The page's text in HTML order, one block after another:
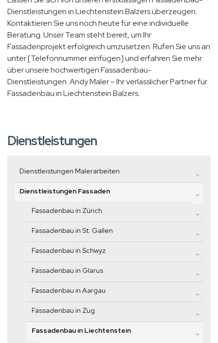
Dienstleistungen in Liechtenstein Balzers überzeugen.
Kontaktieren Sie uns noch heute für eine individuelle
Beratung. Unser Team steht bereit, um Ihr
Fassadenprojekt erfolgreich umzusetzen. Rufen Sie uns an
unter [Telefonnummer einfügen] und erfahren Sie mehr
über unsere hochwertigen Fassadenbau-
Dienstleistungen. Andy Maler – Ihr verlässlicher Partner für
Fassadenbau in Liechtenstein Balzers.
Dienstleistungen
Dienstleistungen Malerarbeiten
Dienstleistungen Fassaden
Fassadenbau in Zürich
Fassadenbau in St. Gallen
Fassadenbau in Schwyz
Fassadenbau in Glarus
Fassadenbau in Aargau
Fassadenbau in Zug
Fassadenbau in Liechtenstein